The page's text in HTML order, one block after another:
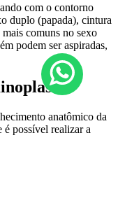
com o contorno
duplo (papada), cintura
comuns no sexo
podem ser aspiradas,
anatômico da
é possível realizar a